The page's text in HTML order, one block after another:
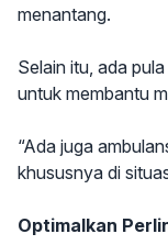
menantang.
Selain itu, ada
untuk membantu
“Ada juga
khususnya di
Optimalkan